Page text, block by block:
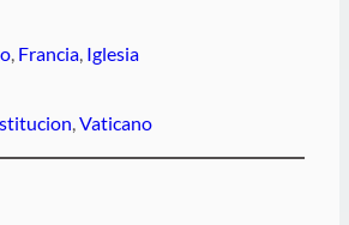
, Francia, Iglesia
Vaticano